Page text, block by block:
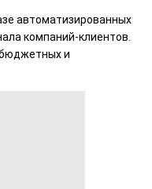
автоматизированных
компаний-клиентов.
и